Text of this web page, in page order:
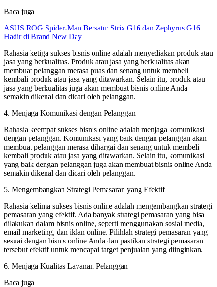
Baca juga
ASUS ROG Spider-Man Bersatu: Strix G16 dan Zephyrus G16
Hadir di Brand New Day
Rahasia ketiga sukses bisnis online adalah menyediakan produk atau
jasa yang berkualitas. Produk atau jasa yang berkualitas akan
membuat pelanggan merasa puas dan senang untuk membeli
kembali produk atau jasa yang ditawarkan. Selain itu, produk atau
jasa yang berkualitas juga akan membuat bisnis online Anda
semakin dikenal dan dicari oleh pelanggan.
4. Menjaga Komunikasi dengan Pelanggan
Rahasia keempat sukses bisnis online adalah menjaga komunikasi
dengan pelanggan. Komunikasi yang baik dengan pelanggan akan
membuat pelanggan merasa dihargai dan senang untuk membeli
kembali produk atau jasa yang ditawarkan. Selain itu, komunikasi
yang baik dengan pelanggan juga akan membuat bisnis online Anda
semakin dikenal dan dicari oleh pelanggan.
5. Mengembangkan Strategi Pemasaran yang Efektif
Rahasia kelima sukses bisnis online adalah mengembangkan strategi
pemasaran yang efektif. Ada banyak strategi pemasaran yang bisa
dilakukan dalam bisnis online, seperti menggunakan sosial media,
email marketing, dan iklan online. Pilihlah strategi pemasaran yang
sesuai dengan bisnis online Anda dan pastikan strategi pemasaran
tersebut efektif untuk mencapai target penjualan yang diinginkan.
6. Menjaga Kualitas Layanan Pelanggan
Baca juga